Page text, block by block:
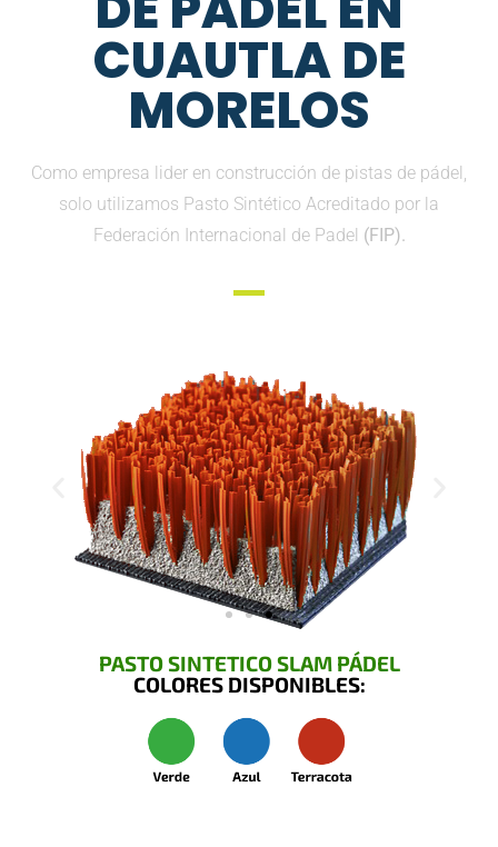
CUAUTLA DE
MORELOS
Como empresa lider en construcción de pistas de pádel,
solo utilizamos Pasto Sintético Acreditado por la
Federación Internacional de Padel (FIP).
PASTO SINTETICO SLAM PÁDEL
COLORES DISPONIBLES: